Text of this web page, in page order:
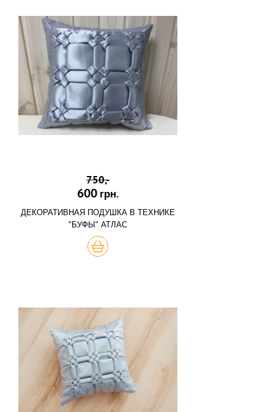
750,-
600 грн.
ДЕКОРАТИВНАЯ ПОДУШКА В ТЕХНИКЕ
"БУФЫ" АТЛАС
КУПИТЬ